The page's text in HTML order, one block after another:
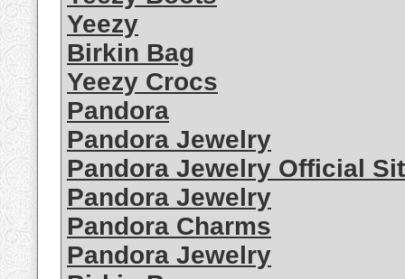
Yeezy
Birkin Bag
Yeezy Crocs
Pandora
Pandora Jewelry
Pandora Jewelry Official
Pandora Jewelry
Pandora Charms
Pandora Jewelry